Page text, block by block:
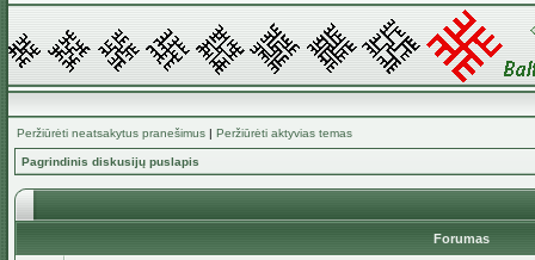
Peržiūrėti neatsakytus pranešimus | Peržiūrėti aktyvias temas
Pagrindinis diskusijų puslapis
Forumas